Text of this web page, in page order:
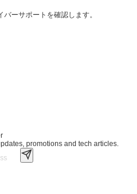
ーサポートを確認します。
promotions and tech articles.